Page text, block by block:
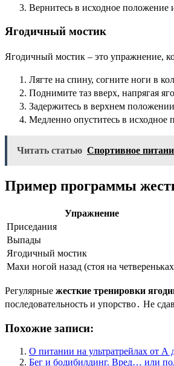
Вернитесь в исходное положение
Ягодичный мостик
Ягодичный мостик – это упражнение,
Лягте на спину, согните ноги в
Поднимите таз вверх, напрягая
Задержитесь в верхнем
Медленно опуститесь в исходное
Читать статью Спортивное
Пример программы
Упражнение
Приседания
Выпады
Ягодичный мостик
Махи ногой назад (стоя на
Регулярные жесткие тренировки
последовательность и упорство․ Не
Похожие записи:
О питании на ультратрейлах от А
Бег и бодибилдинг. Вред… или